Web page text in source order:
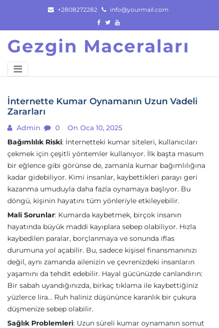
content
+2808272282 info@yourmail.com
Gezgin Maceraları
İnternette Kumar Oynamanın Uzun Vadeli
Zararları
Admin 0
On Oca 10, 2025
Bağımlılık Riski: İnternetteki kumar siteleri, kullanıcıları
çekmek için çeşitli yöntemler kullanıyor. İlk başta masum
bir eğlence gibi görünse de, zamanla kumar bağımlılığına
kadar gidebiliyor. Kimi insanlar, kaybettikleri parayı geri
kazanma umuduyla daha fazla oynamaya başlıyor. Bu
döngü, kişinin hayatını tüm yönleriyle etkileyebilir.
Mali Sorunlar: Kumarda kaybetmek, birçok insanın
hayatında büyük maddi kayıplara sebep olabiliyor. Hızla
kaybedilen paralar, borçlanmaya ve sonunda iflas
durumuna yol açabilir. Bu, sadece kişisel finansmanınızı
değil, aynı zamanda ailenizin ve çevrenizdeki insanların
yaşamını da tehdit edebilir. Hayal gücünüzde canlandırın:
Bir sabah uyandığınızda, birkaç tıklama ile kaybettiğiniz
yüzlerce lira… Ruh haliniz düşününce karanlık bir çukura
düşmenize sebep olabilir.
Sağlık Problemleri: Uzun süreli kumar oynamanın somut